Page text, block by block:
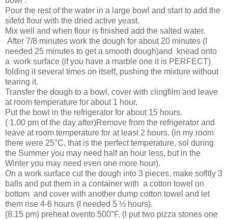
Pour the rest of the water in a large bowl and start to add the
sifetd flour with the dried active yeast.
Mix well and when flour is finished add the salted water.
After 7/8 minutes work the dough for about 20 minutes (I
needed 25 minutes to get a smooth dough)and
knead onto
a work surface (if you have a marble one it is PERFECT)
folding it several times on itself, pushing the mixture without
tearing it.
Transfer the dough to a bowl, cover with clingfilm and leave
at room temperature for about 1 hour.
Put the bowl in the refrigerator for about 15 hours.
( 1.00 pm of the day after)Remove from the refrigerator and
leave at room temperature for at least 2 hours. (in my room
there were 25°C, that is the perfect temperature, sol during
the Summer you may need half an hour less, but in the
Winter you may need even one more hour).
On a work surface cut the dough into 3 pieces, make sofltly 3
balls and put them in a container with a cotton towel on
bottom and cover with another dump cotton towel and let
them rise 4-6 hours (I needed 5 ½ hours).
(8.15 pm) preheat ovento 500°F. (I put two pizza stones one